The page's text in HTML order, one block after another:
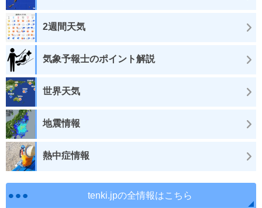
2週間天気
気象予報士のポイント解説
世界天気
地震情報
熱中症情報
tenki.jpの全情報はこちら